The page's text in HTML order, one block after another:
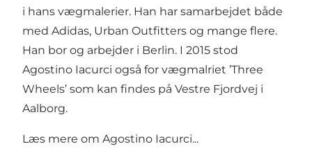
i hans vægmalerier. Han har samarbejdet både
med Adidas, Urban Outfitters og mange flere.
Han bor og arbejder i Berlin. I 2015 stod
Agostino Iacurci også for vægmalriet ’Three
Wheels’ som kan findes på Vestre Fjordvej i
Aalborg.
Læs mere om Agostino Iacurci...